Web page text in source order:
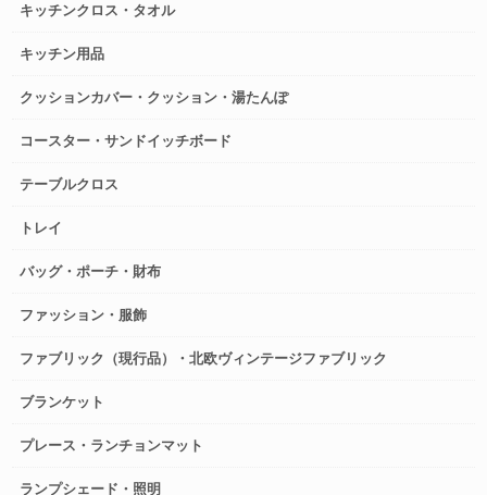
キッチンクロス・タオル
キッチン用品
クッションカバー・クッション・湯たんぽ
コースター・サンドイッチボード
テーブルクロス
トレイ
バッグ・ポーチ・財布
ファッション・服飾
ファブリック（現行品）・北欧ヴィンテージファブリック
ブランケット
プレース・ランチョンマット
ランプシェード・照明